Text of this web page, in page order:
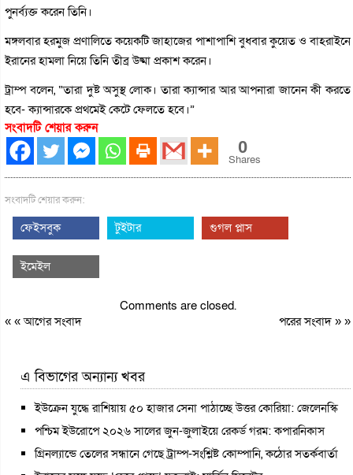
পুনর্ব্যক্ত করেন তিনি।
মঙ্গলবার হরমুজ প্রণালিতে কয়েকটি জাহাজের পাশাপাশি বুধবার কুয়েত ও বাহরাইনে
ইরানের হামলা নিয়ে তিনি তীব্র উষ্মা প্রকাশ করেন।
ট্রাম্প বলেন, “তারা দুষ্ট অসুস্থ লোক। তারা ক্যান্সার আর আপনারা জানেন কী করতে
হবে- ক্যান্সারকে প্রথমেই কেটে ফেলতে হবে।”
সংবাদটি শেয়ার করুন
0
Shares
সংবাদটি শেয়ার করুন:
ফেইসবুক টুইটার গুগল প্লাস
ইমেইল
Comments are closed.
« «আগের সংবাদ পরের সংবাদ» »
এ বিভাগের অন্যান্য খবর
ইউক্রেন যুদ্ধে রাশিয়ায় ৫০ হাজার সেনা পাঠাচ্ছে উত্তর কোরিয়া: জেলেনস্কি
পশ্চিম ইউরোপে ২০২৬ সালের জুন-জুলাইয়ে রেকর্ড গরম: কপারনিকাস
গ্রিনল্যান্ডে তেলের সন্ধানে গেছে ট্রাম্প-সংশ্লিষ্ট কোম্পানি, কঠোর সতর্কবার্তা